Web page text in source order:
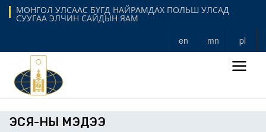
МОНГОЛ УЛСААС БҮГД НАЙРАМДАХ ПОЛЬШ УЛСАД
СУУГАА ЭЛЧИН САЙДЫН ЯАМ
en mn pl
ЭСЯ-НЫ МЭДЭЭ